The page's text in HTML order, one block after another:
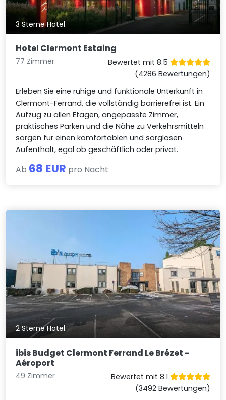
3 Sterne Hotel
Hotel Clermont Estaing
77 Zimmer
Bewertet mit 8.5
(4286 Bewertungen)
Erleben Sie eine ruhige und funktionale Unterkunft in
Clermont-Ferrand, die vollständig barrierefrei ist. Ein
Aufzug zu allen Etagen, angepasste Zimmer,
praktisches Parken und die Nähe zu Verkehrsmitteln
sorgen für einen komfortablen und sorglosen
Aufenthalt, egal ob geschäftlich oder privat.
Ab 68 EUR pro Nacht
2 Sterne Hotel
ibis Budget Clermont Ferrand Le Brézet -
Aéroport
49 Zimmer
Bewertet mit 8.1
(3492 Bewertungen)